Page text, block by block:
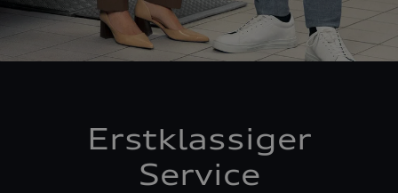
Erstklassiger
Service